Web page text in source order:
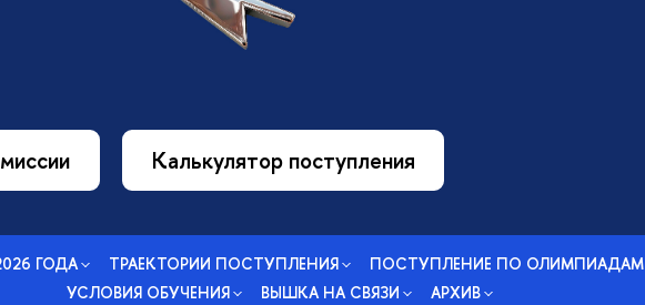
Калькулятор поступления
ГОДА ТРАЕКТОРИИ ПОСТУПЛЕНИЯ ПОСТУПЛЕНИЕ ПО ОЛИМПИАДАМ
УСЛОВИЯ ОБУЧЕНИЯ
ВЫШКА НА СВЯЗИ АРХИВ